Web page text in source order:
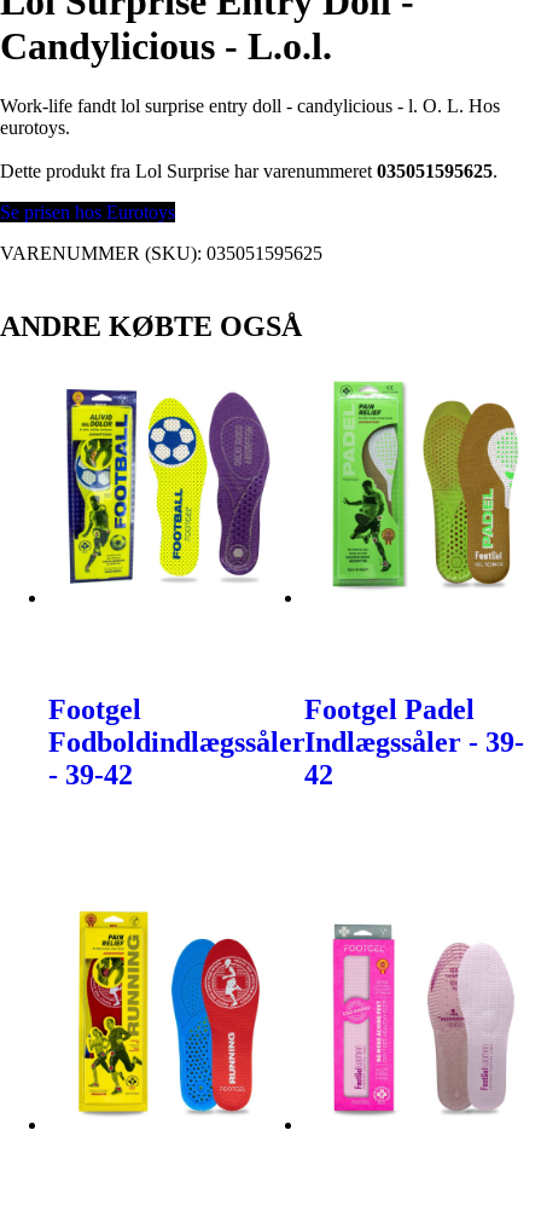
Candylicious - L.o.l.
Work-life fandt lol surprise entry doll - candylicious - l. O. L. Hos
eurotoys.
Dette produkt fra Lol Surprise har varenummeret 035051595625.
Se prisen hos Eurotoys
VARENUMMER (SKU): 035051595625
ANDRE KØBTE OGSÅ
Footgel
Fodboldindlægssåler
- 39-42
Footgel Padel
Indlægssåler - 39-
42